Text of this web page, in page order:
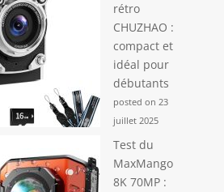
rétro
CHUZHAO :
compact et
idéal pour
débutants
posted on 23
juillet 2025
Test du
MaxMango
8K 70MP :